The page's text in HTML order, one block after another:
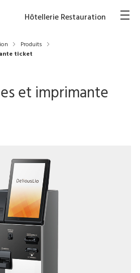
Hôtellerie Restauration
Produits
ticket
et imprimante